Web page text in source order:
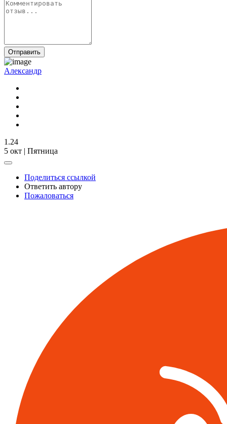
Отправить
Александр
1.24
5 окт | Пятница
Поделиться ссылкой
Ответить автору
Пожаловаться